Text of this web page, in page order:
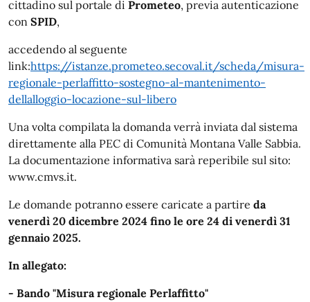
cittadino sul portale di Prometeo, previa autenticazione
con SPID,
accedendo al seguente
link:https://istanze.prometeo.secoval.it/scheda/misura-
regionale-perlaffitto-sostegno-al-mantenimento-
dellalloggio-locazione-sul-libero
Una volta compilata la domanda verrà inviata dal sistema
direttamente alla PEC di Comunità Montana Valle Sabbia.
La documentazione informativa sarà reperibile sul sito:
www.cmvs.it.
Le domande potranno essere caricate a partire da
venerdì 20 dicembre 2024 fino le ore 24 di venerdì 31
gennaio 2025.
In allegato:
- Bando "Misura regionale Perlaffitto"